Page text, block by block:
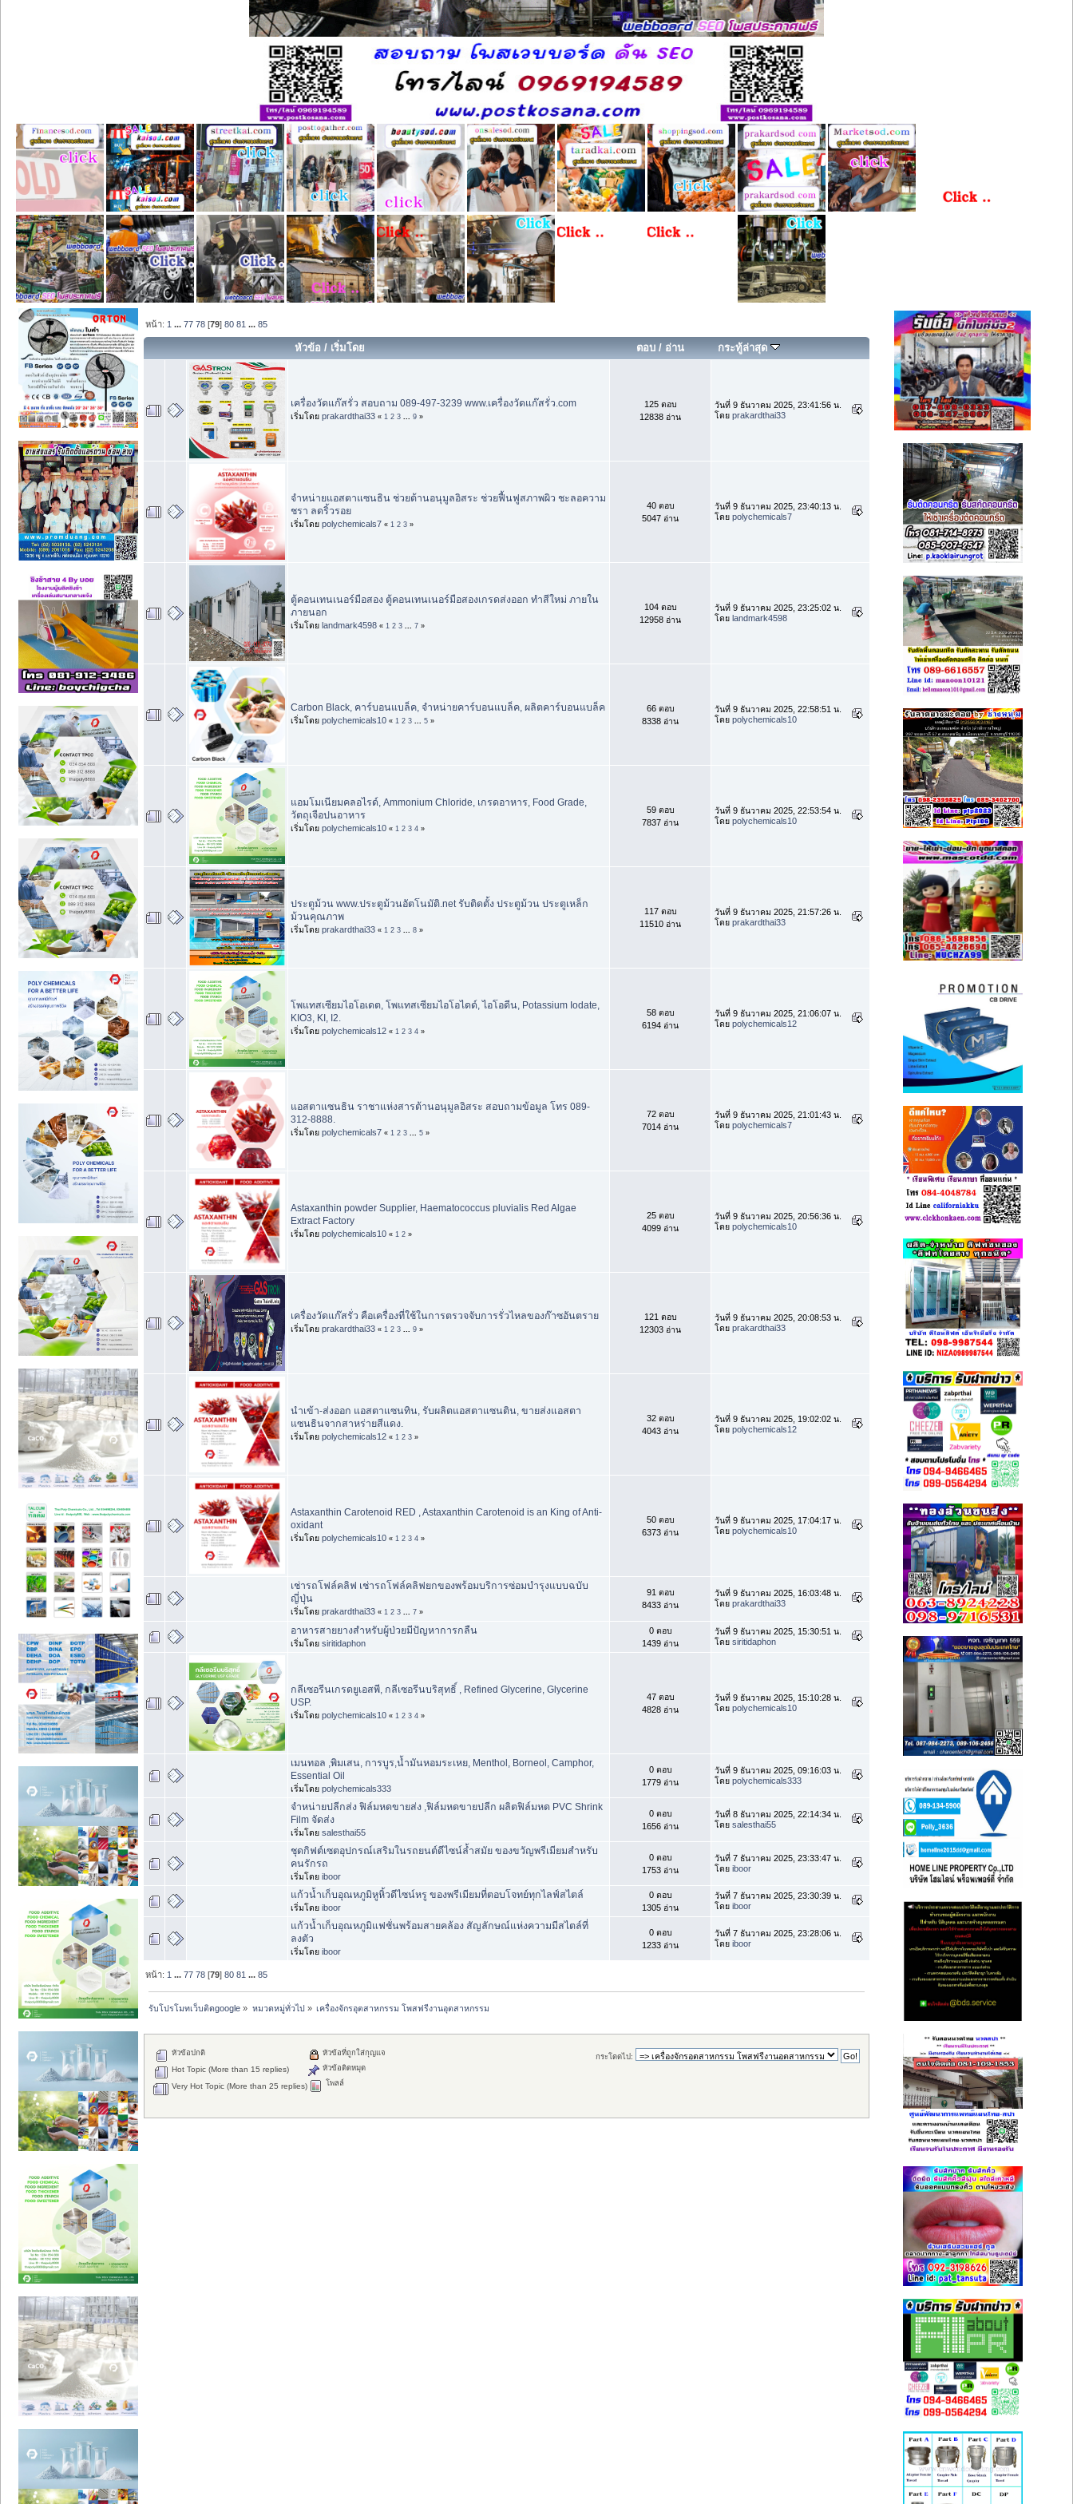
หน้า: 1 ...77 78 [79]80 81 ...85
หัวข้อ / เริ่มโดย ตอบ/ อ่าน กระทู้ล่าสุด
เครื่องวัดแก๊สรั่ว สอบถาม 089-497-3239 www.เครื่องวัดแก๊สรั่ว.com
เริ่มโดย prakardthai33 « 1 2 3 9 »
125 ตอบ
12838 อ่าน
วันที่ 9 ธันวาคม 2025, 23:41:56 น.
โดย prakardthai33
จำหน่ายแอสตาแซนธิน ช่วยต้านอนุมูลอิสระ ช่วยฟื้นฟูสภาพผิว ชะลอความ
ชรา ลดริ้วรอย
เริ่มโดย polychemicals7 « 1 2 3 »
40 ตอบ
5047 อ่าน
วันที่ 9 ธันวาคม 2025, 23:40:13 น.
โดย polychemicals7
ตู้คอนเทนเนอร์มือสอง ตู้คอนเทนเนอร์มือสองเกรดส่งออก ทำสีใหม่ ภายใน
ภายนอก
เริ่มโดย landmark4598 « 1 2 3 7 »
104 ตอบ
12958 อ่าน
วันที่ 9 ธันวาคม 2025, 23:25:02 น.
โดย landmark4598
Carbon Black, คาร์บอนแบล็ค, จำหน่ายคาร์บอนแบล็ค, ผลิตคาร์บอนแบล็ค
เริ่มโดย polychemicals10 « 1 2 3 5 »
66 ตอบ
8338 อ่าน
วันที่ 9 ธันวาคม 2025, 22:58:51 น.
โดย polychemicals10
แอมโมเนียมคลอไรด์, Ammonium Chloride, เกรดอาหาร, Food Grade,
วัตถุเจือปนอาหาร
เริ่มโดย polychemicals10 « 1 2 3 4 »
59 ตอบ
7837 อ่าน
วันที่ 9 ธันวาคม 2025, 22:53:54 น.
โดย polychemicals10
ประตูม้วน www.ประตูม้วนอัตโนมัติ.net รับติดตั้ง ประตูม้วน ประตูเหล็ก
ม้วนคุณภาพ
เริ่มโดย prakardthai33 « 1 2 3 8 »
117 ตอบ
11510 อ่าน
วันที่ 9 ธันวาคม 2025, 21:57:26 น.
โดย prakardthai33
โพแทสเซียมไอโอเดต, โพแทสเซียมไอโอไดด์, ไอโอดีน, Potassium Iodate,
KIO3, KI, I2.
เริ่มโดย polychemicals12 « 1 2 3 4 »
58 ตอบ
6194 อ่าน
วันที่ 9 ธันวาคม 2025, 21:06:07 น.
โดย polychemicals12
แอสตาแซนธิน ราชาแห่งสารต้านอนุมูลอิสระ สอบถามข้อมูล โทร 089-
312-8888.
เริ่มโดย polychemicals7 « 1 2 3 5 »
72 ตอบ
7014 อ่าน
วันที่ 9 ธันวาคม 2025, 21:01:43 น.
โดย polychemicals7
Astaxanthin powder Supplier, Haematococcus pluvialis Red Algae
Extract Factory
เริ่มโดย polychemicals10 « 1 2 »
25 ตอบ
4099 อ่าน
วันที่ 9 ธันวาคม 2025, 20:56:36 น.
โดย polychemicals10
เครื่องวัดแก๊สรั่ว คือเครื่องที่ใช้ในการตรวจจับการรั่วไหลของก๊าซอันตราย
เริ่มโดย prakardthai33 « 1 2 3 9 »
121 ตอบ
12303 อ่าน
วันที่ 9 ธันวาคม 2025, 20:08:53 น.
โดย prakardthai33
นำเข้า-ส่งออก แอสตาแซนทิน, รับผลิตแอสตาแซนติน, ขายส่งแอสตา
แซนธินจากสาหร่ายสีแดง.
เริ่มโดย polychemicals12 « 1 2 3 »
32 ตอบ
4043 อ่าน
วันที่ 9 ธันวาคม 2025, 19:02:02 น.
โดย polychemicals12
Astaxanthin Carotenoid RED , Astaxanthin Carotenoid is an King of Anti-
oxidant
เริ่มโดย polychemicals10 « 1 2 3 4 »
50 ตอบ
6373 อ่าน
วันที่ 9 ธันวาคม 2025, 17:04:17 น.
โดย polychemicals10
เช่ารถโฟล์คลิฟ เช่ารถโฟล์คลิฟยกของพร้อมบริการซ่อมบำรุงแบบฉบับ
ญี่ปุ่น
เริ่มโดย prakardthai33 « 1 2 3 7 »
91 ตอบ
8433 อ่าน
วันที่ 9 ธันวาคม 2025, 16:03:48 น.
โดย prakardthai33
อาหารสายยางสำหรับผู้ป่วยมีปัญหาการกลืน
เริ่มโดย siritidaphon
0 ตอบ
1439 อ่าน
วันที่ 9 ธันวาคม 2025, 15:30:51 น.
โดย siritidaphon
กลีเซอรีนเกรดยูเอสพี, กลีเซอรีนบริสุทธิ์ , Refined Glycerine, Glycerine
USP.
เริ่มโดย polychemicals10 « 1 2 3 4 »
47 ตอบ
4828 อ่าน
วันที่ 9 ธันวาคม 2025, 15:10:28 น.
โดย polychemicals10
เมนทอล ,พิมเสน, การบูร,น้ำมันหอมระเหย, Menthol, Borneol, Camphor,
Essential Oil
เริ่มโดย polychemicals333
0 ตอบ
1779 อ่าน
วันที่ 9 ธันวาคม 2025, 09:16:03 น.
โดย polychemicals333
จำหน่ายปลีกส่ง ฟิล์มหดขายส่ง ,ฟิล์มหดขายปลีก ผลิตฟิล์มหด PVC Shrink
Film จัดส่ง
เริ่มโดย salesthai55
0 ตอบ
1656 อ่าน
วันที่ 8 ธันวาคม 2025, 22:14:34 น.
โดย salesthai55
ชุดกิฟต์เซตอุปกรณ์เสริมในรถยนต์ดีไซน์ล้ำสมัย ของขวัญพรีเมียมสำหรับ
คนรักรถ
เริ่มโดย iboor
0 ตอบ
1753 อ่าน
วันที่ 7 ธันวาคม 2025, 23:33:47 น.
โดย iboor
แก้วน้ำเก็บอุณหภูมิหูหิ้วดีไซน์หรู ของพรีเมียมที่ตอบโจทย์ทุกไลฟ์สไตล์
เริ่มโดย iboor
0 ตอบ
1305 อ่าน
วันที่ 7 ธันวาคม 2025, 23:30:39 น.
โดย iboor
แก้วน้ำเก็บอุณหภูมิแฟชั่นพร้อมสายคล้อง สัญลักษณ์แห่งความมีสไตล์ที่
ลงตัว
เริ่มโดย iboor
0 ตอบ
1233 อ่าน
วันที่ 7 ธันวาคม 2025, 23:28:06 น.
โดย iboor
หน้า: 1 ...77 78 [79]80 81 ...85
รับโปรโมทเว็บติดgoogle » หมวดหมู่ทั่วไป» เครื่องจักรอุตสาหกรรม โพสฟรีงานอุตสาหกรรม
กระโดดไป:
หัวข้อปกติ
Hot Topic (More than 15 replies)
Very Hot Topic (More than 25 replies)
หัวข้อที่ถูกใส่กุญแจ
หัวข้อติดหมุด
โพลล์